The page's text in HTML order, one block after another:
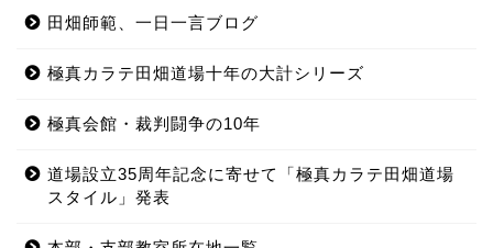
田畑師範、一日一言ブログ
極真カラテ田畑道場十年の大計シリーズ
極真会館・裁判闘争の10年
道場設立35周年記念に寄せて「極真カラテ田畑道場
スタイル」発表